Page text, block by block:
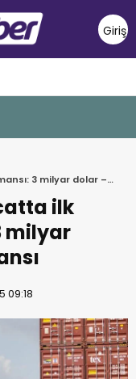
Giriş
Yap
3 milyar dolar –
ilk
milyar
09:18